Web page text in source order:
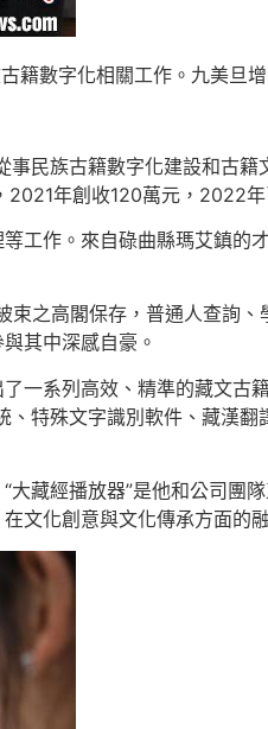
籍數字化相關工作。九美旦
民族古籍數字化建設和古
年創收120萬元，2022
工作。來自碌曲縣瑪艾鎮的
之高閣保存，普通人查詢
其中深感自豪。
一系列高效、精準的藏文古
特殊文字識別軟件、藏漢
“大藏經播放器”是他和公司團
文化創意與文化傳承方面的